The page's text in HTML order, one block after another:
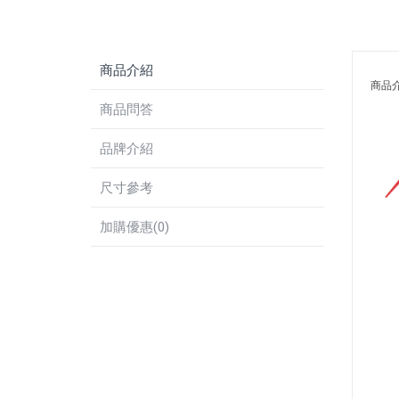
商品介紹
商品問答
品牌介紹
尺寸參考
加購優惠(0)
商品